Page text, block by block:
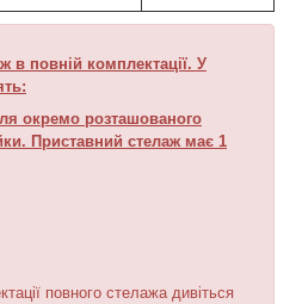
в повній комплектації. У
окремо розташованого
Приставний стелаж має 1
повного стелажа дивіться